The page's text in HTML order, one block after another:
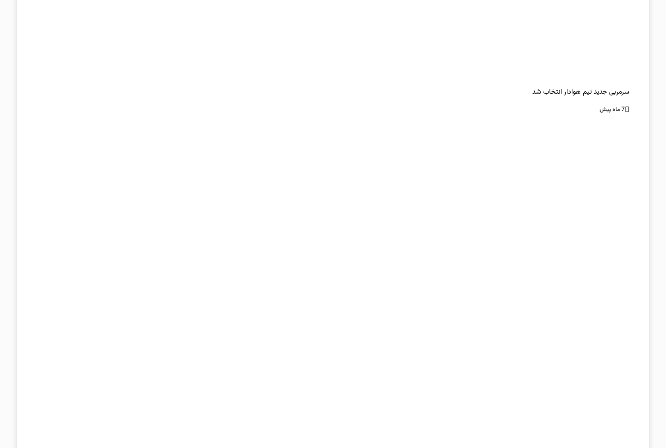
سرمربی جدید تیم هوادار انتخاب شد
7 ماه پیش